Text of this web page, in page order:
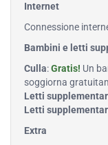
Internet
Connessione
Bambini e letti
Culla:Gratis! Un
soggiorna
Letti
Letti
Extra